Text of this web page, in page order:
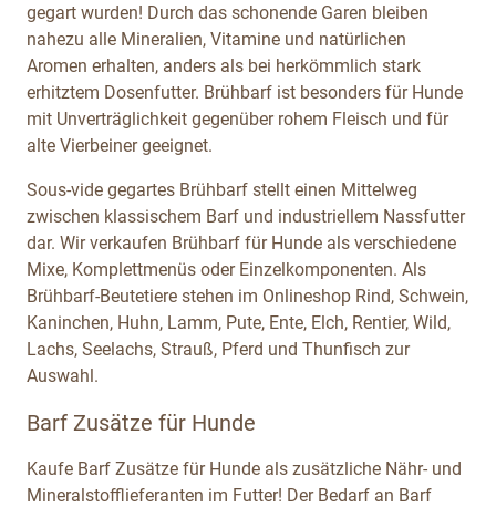
gegart wurden! Durch das schonende Garen bleiben
nahezu alle Mineralien, Vitamine und natürlichen
Aromen erhalten, anders als bei herkömmlich stark
erhitztem Dosenfutter. Brühbarf ist besonders für Hunde
mit Unverträglichkeit gegenüber rohem Fleisch und für
alte Vierbeiner geeignet.
Sous-vide gegartes Brühbarf stellt einen Mittelweg
zwischen klassischem Barf und industriellem Nassfutter
dar. Wir verkaufen Brühbarf für Hunde als verschiedene
Mixe, Komplettmenüs oder Einzelkomponenten. Als
Brühbarf-Beutetiere stehen im Onlineshop Rind, Schwein,
Kaninchen, Huhn, Lamm, Pute, Ente, Elch, Rentier, Wild,
Lachs, Seelachs, Strauß, Pferd und Thunfisch zur
Auswahl.
Barf Zusätze für Hunde
Kaufe Barf Zusätze für Hunde als zusätzliche Nähr- und
Mineralstofflieferanten im Futter! Der Bedarf an Barf